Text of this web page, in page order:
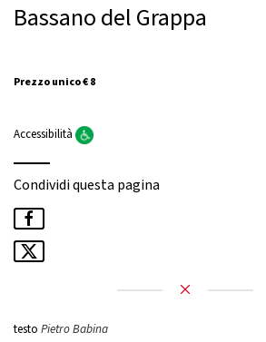
Bassano del Grappa
Prezzo unico € 8
Accessibilità
Condividi questa pagina
testo Pietro Babina